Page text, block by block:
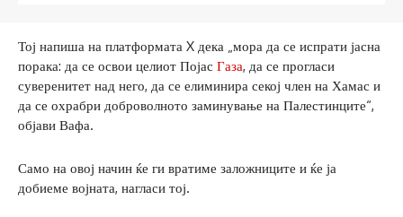
Тој напиша на платформата X дека „мора да се испрати јасна
порака: да се освои целиот Појас Газа, да се прогласи
суверенитет над него, да се елиминира секој член на Хамас и
да се охрабри доброволното заминување на Палестинците“,
објави Вафа.
Само на овој начин ќе ги вратиме заложниците и ќе ја
добиеме војната, нагласи тој.